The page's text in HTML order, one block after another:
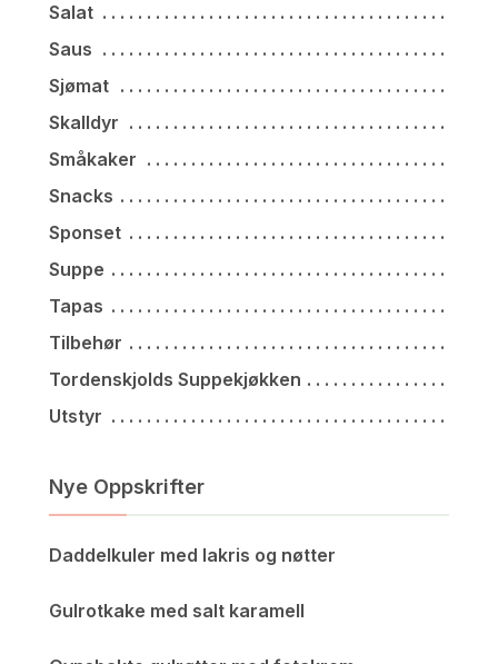
Salat
Saus
Sjømat
Skalldyr
Småkaker
Snacks
Sponset
Suppe
Tapas
Tilbehør
Tordenskjolds Suppekjøkken
Utstyr
Nye Oppskrifter
Daddelkuler med lakris og nøtter
Gulrotkake med salt karamell